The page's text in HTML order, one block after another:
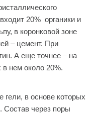
20% органики и
в коронковой зоне
– цемент. При
А еще точнее – на
в нем около 20%.
в основе которых
Состав через поры